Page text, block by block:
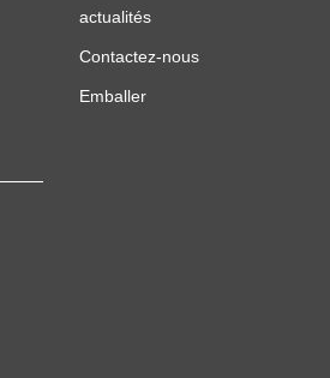
actualités
Contactez-nous
Emballer